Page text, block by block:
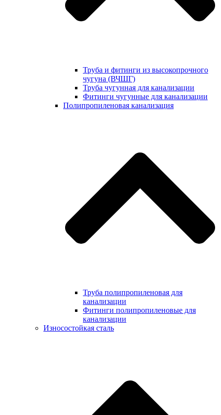
Труба и фитинги из высокопрочного
чугуна (ВЧШГ)
Труба чугунная для канализации
Фитинги чугунные для канализации
Полипропиленовая канализация
Труба полипропиленовая для
канализации
Фитинги полипропиленовые для
канализации
Износостойкая сталь